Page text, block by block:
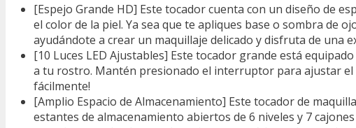
[Espejo Grande HD] Este tocador cuenta con un diseño de
el color de la piel. Ya sea que te apliques base o sombra de
ayudándote a crear un maquillaje delicado y disfruta de una
[10 Luces LED Ajustables] Este tocador grande está
a tu rostro. Mantén presionado el interruptor para ajustar el
fácilmente!
[Amplio Espacio de Almacenamiento] Este tocador de
estantes de almacenamiento abiertos de 6 niveles y 7